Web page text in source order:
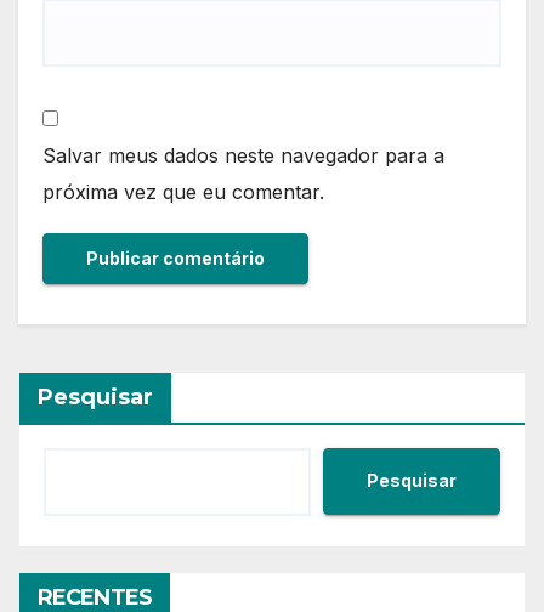
Salvar meus dados neste navegador para a
próxima vez que eu comentar.
Pesquisar
Pesquisar
RECENTES